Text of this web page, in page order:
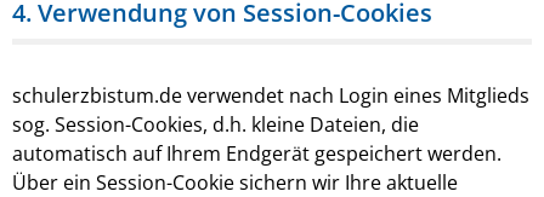
4. Verwendung von Session-Cookies
schulerzbistum.de verwendet nach Login eines Mitglieds
sog. Session-Cookies, d.h. kleine Dateien, die
automatisch auf Ihrem Endgerät gespeichert werden.
Über ein Session-Cookie sichern wir Ihre aktuelle